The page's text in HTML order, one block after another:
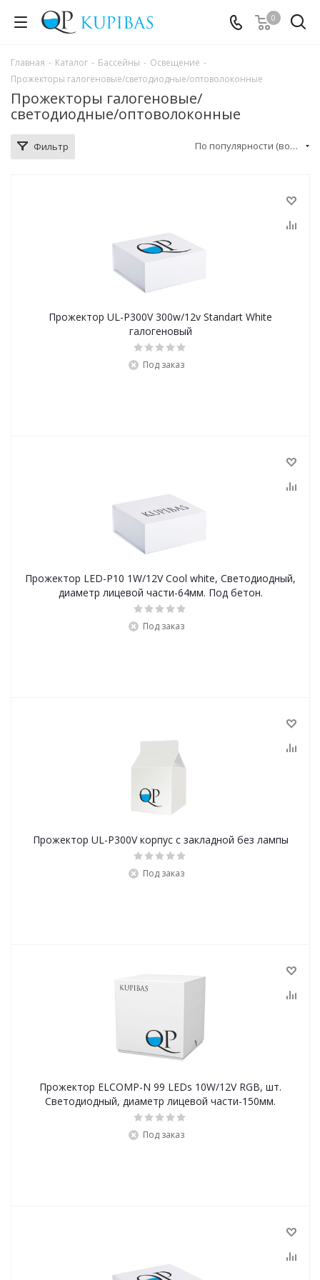
0
Главная - Каталог - Бассейны - Освещение -
Прожекторы галогеновые/светодиодные/оптоволоконные
Прожекторы галогеновые/
светодиодные/оптоволоконные
Фильтр По популярности (возрастание)
Прожектор UL-P300V 300w/12v Standart White
галогеновый
Под заказ
Прожектор LED-P10 1W/12V Cool white, Светодиодный,
диаметр лицевой части-64мм. Под бетон.
Под заказ
Прожектор UL-P300V корпус с закладной без лампы
Под заказ
Прожектор ELCOMP-N 99 LEDs 10W/12V RGB, шт.
Светодиодный, диаметр лицевой части-150мм.
Под заказ